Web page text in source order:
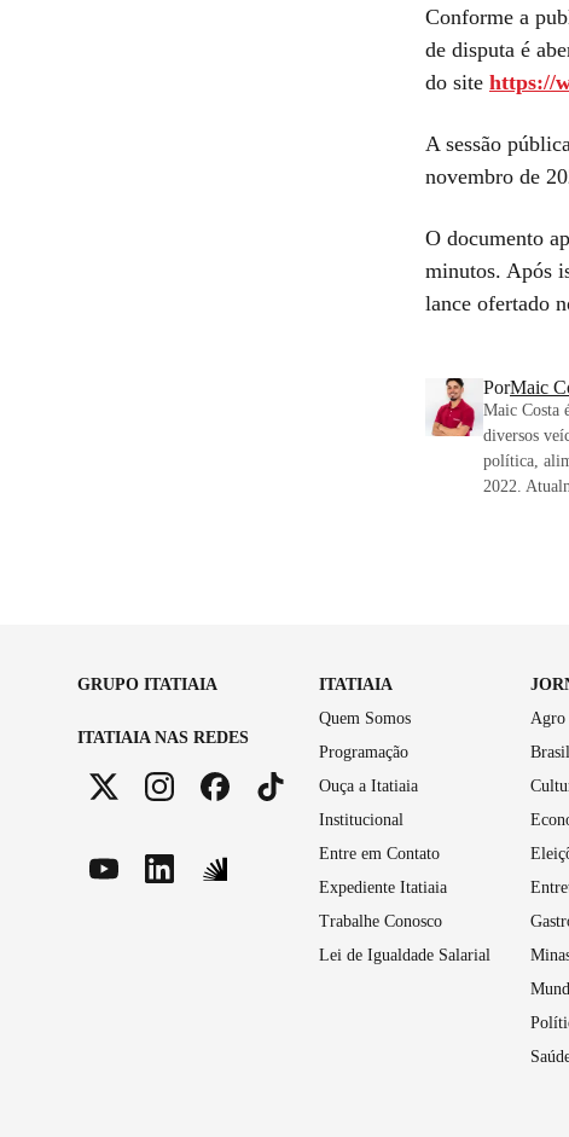
Conforme a
de disputa é
do site https://
A sessão
novembro de
O documento
minutos. Após
lance ofertado
PorMaic
Maic Costa
diversos
política,
2022.
GRUPO ITATIAIA
ITATIAIA NAS REDES
ITATIAIA
Quem Somos
Programação
Ouça a Itatiaia
Institucional
Entre em Contato
Expediente Itatiaia
Trabalhe Conosco
Lei de Igualdade Salarial
Agro
Brasil